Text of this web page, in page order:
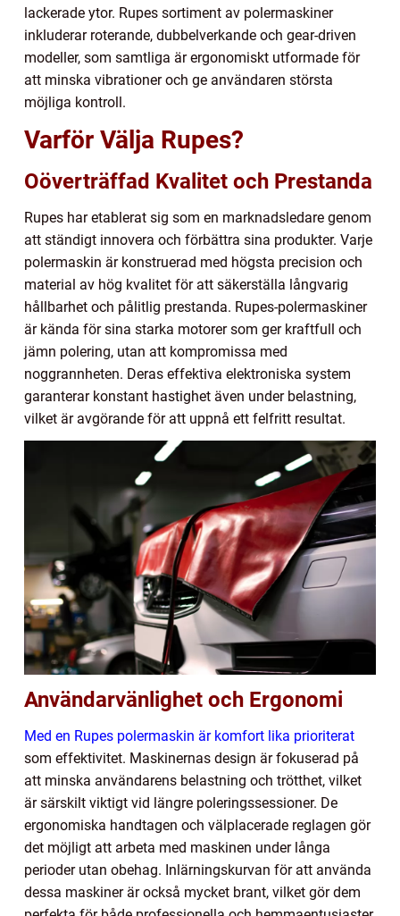
lackerade ytor. Rupes sortiment av polermaskiner
inkluderar roterande, dubbelverkande och gear-driven
modeller, som samtliga är ergonomiskt utformade för
att minska vibrationer och ge användaren största
möjliga kontroll.
Varför Välja Rupes?
Oöverträffad Kvalitet och Prestanda
Rupes har etablerat sig som en marknadsledare genom
att ständigt innovera och förbättra sina produkter. Varje
polermaskin är konstruerad med högsta precision och
material av hög kvalitet för att säkerställa långvarig
hållbarhet och pålitlig prestanda. Rupes-polermaskiner
är kända för sina starka motorer som ger kraftfull och
jämn polering, utan att kompromissa med
noggrannheten. Deras effektiva elektroniska system
garanterar konstant hastighet även under belastning,
vilket är avgörande för att uppnå ett felfritt resultat.
Användarvänlighet och Ergonomi
Med en Rupes polermaskin är komfort lika prioriterat
som effektivitet. Maskinernas design är fokuserad på
att minska användarens belastning och trötthet, vilket
är särskilt viktigt vid längre poleringssessioner. De
ergonomiska handtagen och välplacerade reglagen gör
det möjligt att arbeta med maskinen under långa
perioder utan obehag. Inlärningskurvan för att använda
dessa maskiner är också mycket brant, vilket gör dem